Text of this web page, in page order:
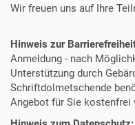
l
t
h
i
l
f
Wir freuen uns auf Ihre
Hinweis zur
Anmeldung - nach
Unterstützung durch
Schriftdolmetschende
Angebot für Sie kostenfrei